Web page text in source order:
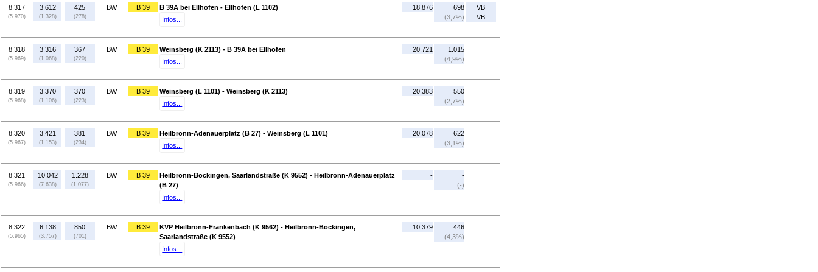
8.317
(5.970)
3.612
(1.328)
425
(278)
BW B 39
B 39A bei Ellhofen - Ellhofen (L 1102)
Infos...
18.876
698
(3,7%)
VB
VB
8.318
(5.969)
3.316
(1.068)
367
(220)
BW B 39
Weinsberg (K 2113) - B 39A bei Ellhofen
Infos...
20.721
1.015
(4,9%)
8.319
(5.968)
3.370
(1.106)
370
(223)
BW B 39
Weinsberg (L 1101) - Weinsberg (K 2113)
Infos...
20.383
550
(2,7%)
8.320
(5.967)
3.421
(1.153)
381
(234)
BW B 39
Heilbronn-Adenauerplatz (B 27) - Weinsberg (L 1101)
Infos...
20.078
622
(3,1%)
8.321
(5.966)
10.042
(7.638)
1.228
(1.077)
BW B 39
Heilbronn-Böckingen, Saarlandstraße (K 9552) - Heilbronn-Adenauerplatz
(B 27)
Infos...
-
-
(-)
8.322
(5.965)
6.138
(3.757)
850
(701)
BW B 39
KVP Heilbronn-Frankenbach (K 9562) - Heilbronn-Böckingen,
Saarlandstraße (K 9552)
Infos...
10.379
446
(4,3%)